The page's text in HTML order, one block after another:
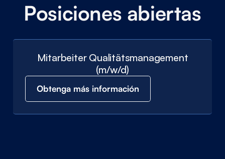
Posiciones abiertas
Mitarbeiter Qualitätsmanagement
(m/w/d)
Obtenga más información